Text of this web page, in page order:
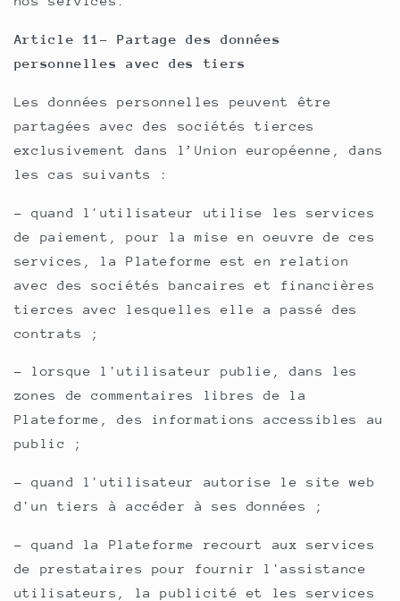
Article 11- Partage des données
personnelles avec des tiers
Les données personnelles peuvent être
partagées avec des sociétés tierces
exclusivement dans l’Union européenne, dans
les cas suivants :
- quand l'utilisateur utilise les services
de paiement, pour la mise en oeuvre de ces
services, la Plateforme est en relation
avec des sociétés bancaires et financières
tierces avec lesquelles elle a passé des
contrats ;
- lorsque l'utilisateur publie, dans les
zones de commentaires libres de la
Plateforme, des informations accessibles au
public ;
- quand l'utilisateur autorise le site web
d'un tiers à accéder à ses données ;
- quand la Plateforme recourt aux services
de prestataires pour fournir l'assistance
utilisateurs, la publicité et les services